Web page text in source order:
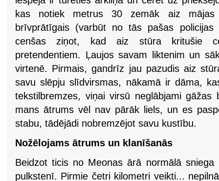
kas notiek metrus 30 zemāk aiz
brīvprātīgais (varbūt no tās pašas
cenšas ziņot, kad aiz stūra kritušie
pretendentiem. Ļaujos savam liktenim un
virtenē. Pirmais, gandrīz jau pazudis aiz
savu slēpju slīdvirsmas, nākamā ir dāma,
tekstilbremzes, viņai virsū neglābjami gāžas
mans ātrums vēl nav pārāk liels, un es
stabu, tādējādi nobremzējot savu kustību.
Nožēlojams ātrums un klanīšanās
Beidzot ticis no Meonas ārā normālā
pulkstenī. Pirmie četri kilometri veikti...